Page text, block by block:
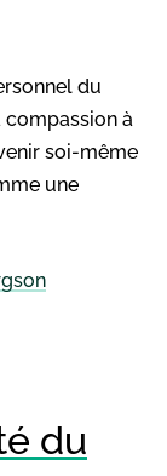
du
à
soi-même
une
du